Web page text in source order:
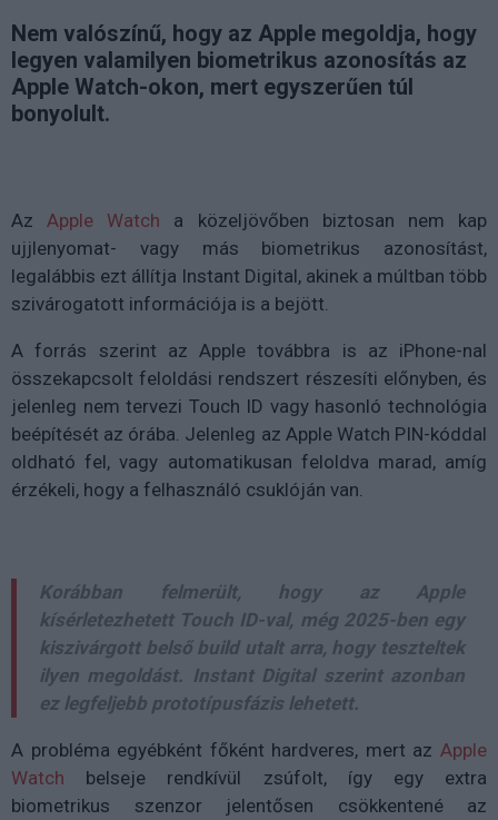
Nem valószínű, hogy az Apple megoldja, hogy
legyen valamilyen biometrikus azonosítás az
Apple Watch-okon, mert egyszerűen túl
bonyolult.
Az Apple Watch a közeljövőben biztosan nem kap
ujjlenyomat- vagy más biometrikus azonosítást,
legalábbis ezt állítja Instant Digital, akinek a múltban több
szivárogatott információja is a bejött.
A forrás szerint az Apple továbbra is az iPhone-nal
összekapcsolt feloldási rendszert részesíti előnyben, és
jelenleg nem tervezi Touch ID vagy hasonló technológia
beépítését az órába. Jelenleg az Apple Watch PIN-kóddal
oldható fel, vagy automatikusan feloldva marad, amíg
érzékeli, hogy a felhasználó csuklóján van.
Korábban felmerült, hogy az Apple
kísérletezhetett Touch ID-val, még 2025-ben egy
kiszivárgott belső build utalt arra, hogy teszteltek
ilyen megoldást. Instant Digital szerint azonban
ez legfeljebb prototípusfázis lehetett.
A probléma egyébként főként hardveres, mert az Apple
Watch belseje rendkívül zsúfolt, így egy extra
biometrikus szenzor jelentősen csökkentené az